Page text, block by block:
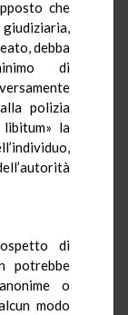
che
debba
di
polizia
la
di
potrebbe
o
modo